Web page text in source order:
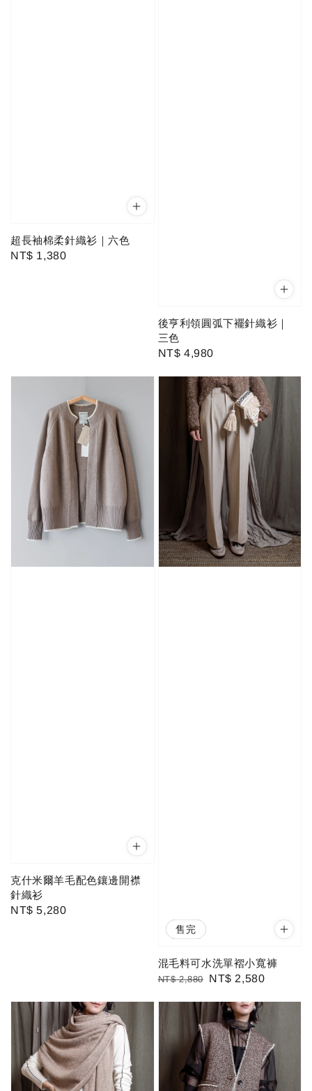
超長袖棉柔針織衫｜六色
Regular
NT$ 1,380
後亨利領圓弧下襬針織衫｜
三色
Regular
NT$ 4,980
克什米爾羊毛配色鑲邊開襟
針織衫
Regular
NT$ 5,280
優惠
售完
混毛料可水洗單褶小寬褲
Regular
NT$ 2,880
Sale
NT$ 2,580